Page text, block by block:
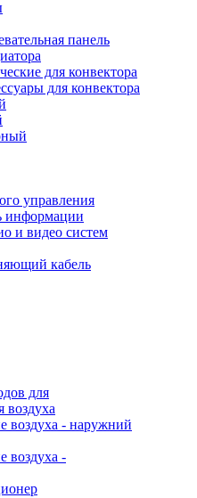
панель
для конвектора
для конвектора
управления
информации
и видео систем
кабель
для
воздуха
воздуха - наружний
воздуха -